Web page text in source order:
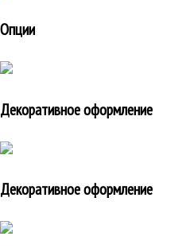
Опции
Декоративное оформление
Декоративное оформление